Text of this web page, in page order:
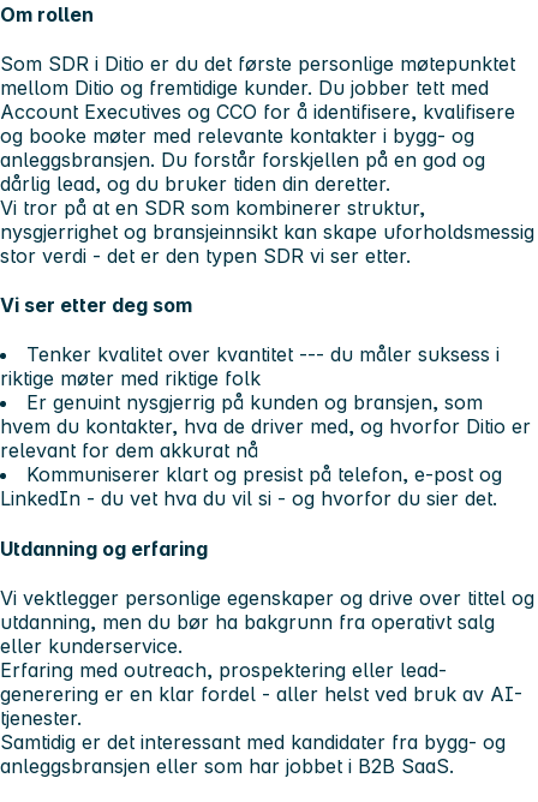
Om rollen
Som SDR i Ditio er du det første personlige møtepunktet
mellom Ditio og fremtidige kunder. Du jobber tett med
Account Executives og CCO for å identifisere, kvalifisere
og booke møter med relevante kontakter i bygg- og
anleggsbransjen. Du forstår forskjellen på en god og
dårlig lead, og du bruker tiden din deretter.
Vi tror på at en SDR som kombinerer struktur,
nysgjerrighet og bransjeinnsikt kan skape uforholdsmessig
stor verdi - det er den typen SDR vi ser etter.
Vi ser etter deg som
Tenker kvalitet over kvantitet --- du måler suksess i
riktige møter med riktige folk
Er genuint nysgjerrig på kunden og bransjen, som
hvem du kontakter, hva de driver med, og hvorfor Ditio er
relevant for dem akkurat nå
Kommuniserer klart og presist på telefon, e-post og
LinkedIn - du vet hva du vil si - og hvorfor du sier det.
Utdanning og erfaring
Vi vektlegger personlige egenskaper og drive over tittel og
utdanning, men du bør ha bakgrunn fra operativt salg
eller kunderservice.
Erfaring med outreach, prospektering eller lead-
generering er en klar fordel - aller helst ved bruk av AI-
tjenester.
Samtidig er det interessant med kandidater fra bygg- og
anleggsbransjen eller som har jobbet i B2B SaaS.